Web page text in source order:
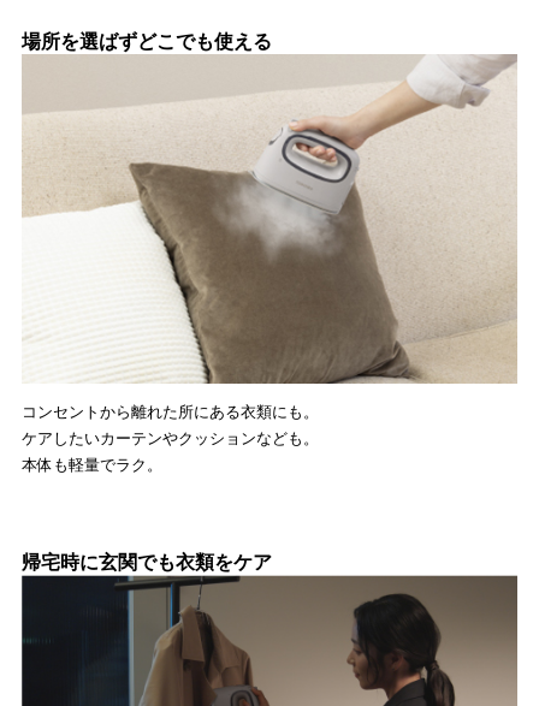
場所を選ばずどこでも使える
コンセントから離れた所にある衣類にも。
ケアしたいカーテンやクッションなども。
本体も軽量でラク。
帰宅時に玄関でも衣類をケア